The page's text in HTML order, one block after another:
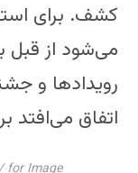
کشف. برای
می‌شود از قبل
رویدادها و
اتفاق می‌افتد